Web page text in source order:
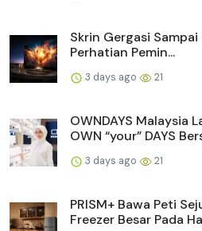
Skrin Gergasi
Perhatian Pemin...
3 days ago 21
OWNDAYS Malaysia
OWN “your” DAYS
3 days ago 21
PRISM+ Bawa Peti
Freezer Besar Pada